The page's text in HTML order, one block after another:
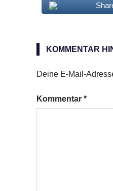
KOMMENTAR
Deine E-Mail-
Kommentar *